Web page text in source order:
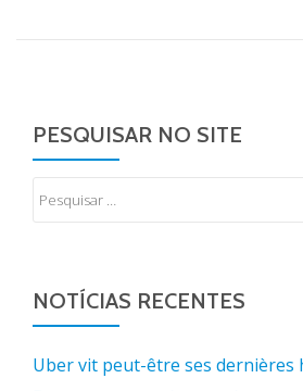
PESQUISAR NO SITE
NOTÍCIAS RECENTES
Uber vit peut-être ses dernières